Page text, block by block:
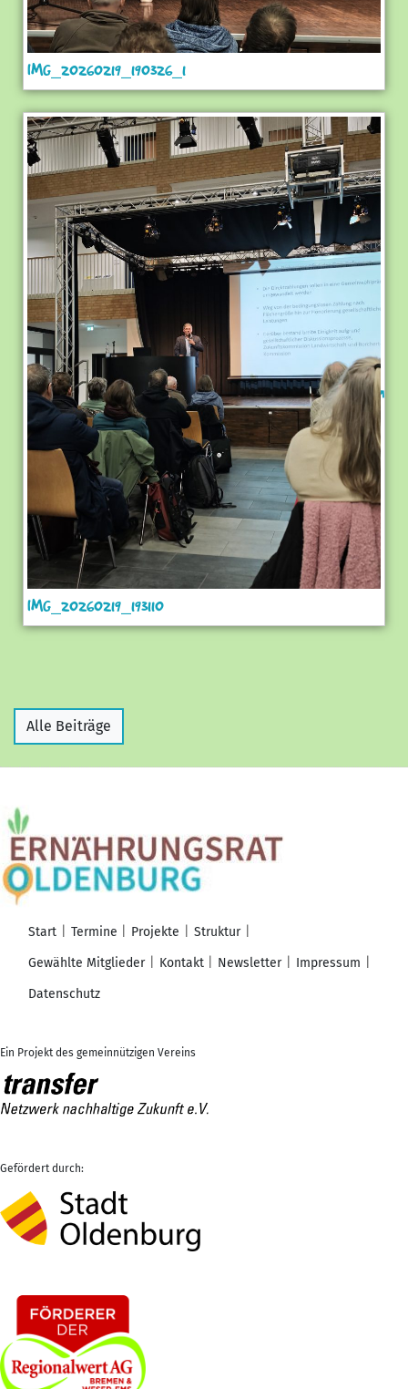
IMG_20260219_190326_1
IMG_20260219_193110
Alle Beiträge
Start Termine Projekte
Struktur
Gewählte Mitglieder
Kontakt Newsletter
Impressum
Datenschutz
Ein Projekt des gemeinnützigen Vereins
Gefördert durch: